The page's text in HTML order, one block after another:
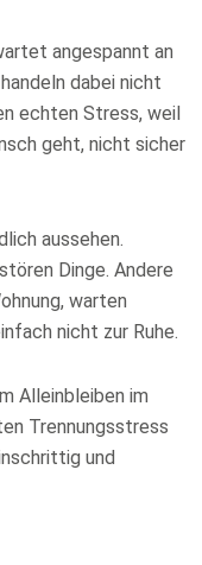
angespannt an
dabei nicht
echten Stress, weil
geht, nicht sicher
aussehen.
Dinge. Andere
warten
nicht zur Ruhe.
Alleinbleiben im
Trennungsstress
und